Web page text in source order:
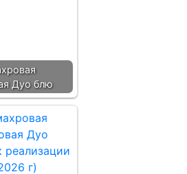
Дуо блю